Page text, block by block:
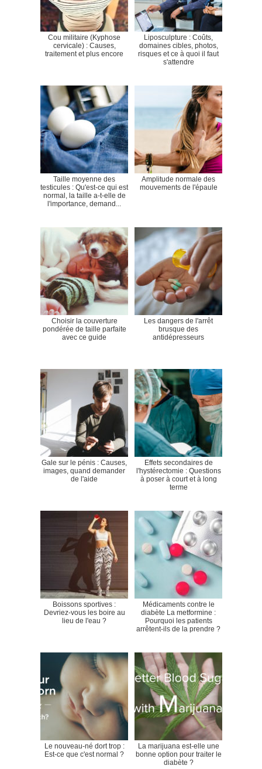
Cou militaire (Kyphose
cervicale) : Causes,
traitement et plus encore
Liposculpture : Coûts,
domaines cibles, photos,
risques et ce à quoi il faut
s'attendre
Taille moyenne des
testicules : Qu'est-ce qui est
normal, la taille a-t-elle de
l'importance, demand...
Amplitude normale des
mouvements de l'épaule
Choisir la couverture
pondérée de taille parfaite
avec ce guide
Les dangers de l'arrêt
brusque des
antidépresseurs
Gale sur le pénis : Causes,
images, quand demander
de l'aide
Effets secondaires de
l'hystérectomie : Questions
à poser à court et à long
terme
Boissons sportives :
Devriez-vous les boire au
lieu de l'eau ?
Médicaments contre le
diabète La metformine :
Pourquoi les patients
arrêtent-ils de la prendre ?
Le nouveau-né dort trop :
Est-ce que c'est normal ?
La marijuana est-elle une
bonne option pour traiter le
diabète ?